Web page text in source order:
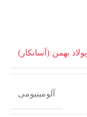
پولاد بهمن (آسانکار)
آلومینیومی